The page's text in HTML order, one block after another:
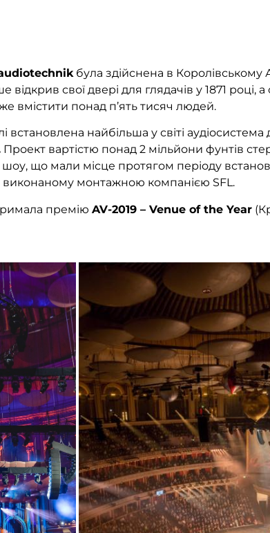
була здійснена в Королівському
відкрив свої двері для глядачів у 1871
вмістити понад п’ять тисяч людей.
встановлена найбільша у світі
Проект вартістю понад 2 мільйони фунтів
що мали місце протягом періоду
виконаному монтажною компанією SFL.
премію AV-2019 – Venue of the Year